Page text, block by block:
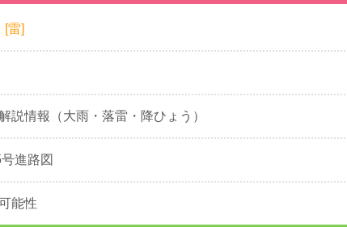
[雷]
説情報（大雨・落雷・降ひょう）
進路図
能性